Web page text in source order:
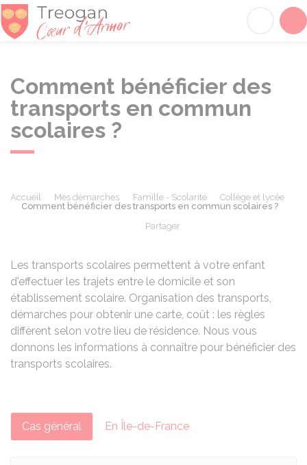
Comment bénéficier des
transports en commun
scolaires ?
Accueil Mes démarches Famille - Scolarité
Collège et lycée
Comment bénéficier des transports en commun scolaires ?
Partager
Les transports scolaires permettent à votre enfant
d'effectuer les trajets entre le domicile et son
établissement scolaire. Organisation des transports,
démarches pour obtenir une carte, coût : les règles
diffèrent selon votre lieu de résidence. Nous vous
donnons les informations à connaître pour bénéficier des
transports scolaires.
Cas général En Île-de-France